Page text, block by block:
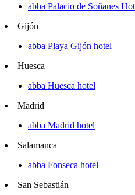
abba Palacio de Soñanes
Gijón
abba Playa Gijón hotel
Huesca
abba Huesca hotel
Madrid
abba Madrid hotel
Salamanca
abba Fonseca hotel
San Sebastián